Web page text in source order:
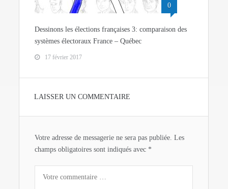
0
Dessinons les élections françaises 3: comparaison des
systèmes électoraux France – Québec
17 février 2017
LAISSER UN COMMENTAIRE
Votre adresse de messagerie ne sera pas publiée. Les
champs obligatoires sont indiqués avec *